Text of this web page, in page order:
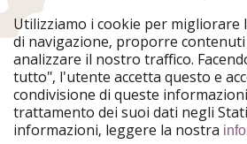
WakacyjniPiraci
Ferienpiraten
Urlaubspiraten
TravelPirates
Il nostro gruppo
HolidayPirates Group
Utilizziamo i cookie per migliorare
di navigazione, proporre
analizzare il nostro traffico.
tutto", l'utente accetta questo e
condivisione di queste
trattamento dei suoi dati negli
informazioni, leggere la nostra